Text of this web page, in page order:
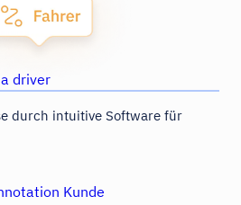
durch intuitive Software für